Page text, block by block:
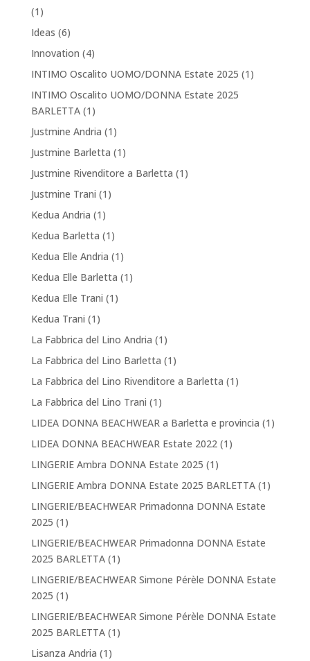
(1)
Ideas (6)
Innovation (4)
INTIMO Oscalito UOMO/DONNA Estate 2025 (1)
INTIMO Oscalito UOMO/DONNA Estate 2025
BARLETTA(1)
Justmine Andria (1)
Justmine Barletta (1)
Justmine Rivenditore a Barletta (1)
Justmine Trani (1)
Kedua Andria (1)
Kedua Barletta (1)
Kedua Elle Andria (1)
Kedua Elle Barletta (1)
Kedua Elle Trani (1)
Kedua Trani (1)
La Fabbrica del Lino Andria (1)
La Fabbrica del Lino Barletta (1)
La Fabbrica del Lino Rivenditore a Barletta (1)
La Fabbrica del Lino Trani (1)
LIDEA DONNA BEACHWEAR a Barletta e provincia (1)
LIDEA DONNA BEACHWEAR Estate 2022(1)
LINGERIE Ambra DONNA Estate 2025 (1)
LINGERIE Ambra DONNA Estate 2025 BARLETTA(1)
LINGERIE/BEACHWEAR Primadonna DONNA Estate
2025 (1)
LINGERIE/BEACHWEAR Primadonna DONNA Estate
2025 BARLETTA(1)
LINGERIE/BEACHWEAR Simone Pérèle DONNA Estate
2025 (1)
LINGERIE/BEACHWEAR Simone Pérèle DONNA Estate
2025 BARLETTA(1)
Lisanza Andria (1)